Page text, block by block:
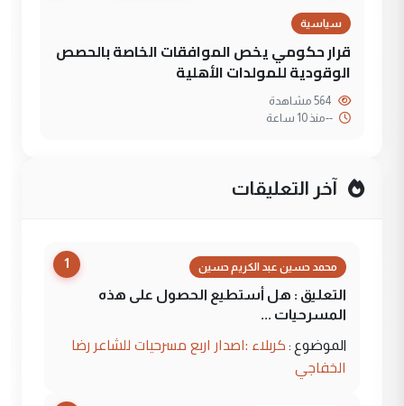
سياسية
قرار حكومي يخص الموافقات الخاصة بالحصص
الوقودية للمولدات الأهلية
--منذ 10 ساعة
آخر التعليقات
1 محمد حسين عبد الكريم حسين
التعليق : هل أستطيع الحصول على هذه
المسرحيات ...
الموضوع : كربلاء :اصدار اربع مسرحيات للشاعر رضا
الخفاجي